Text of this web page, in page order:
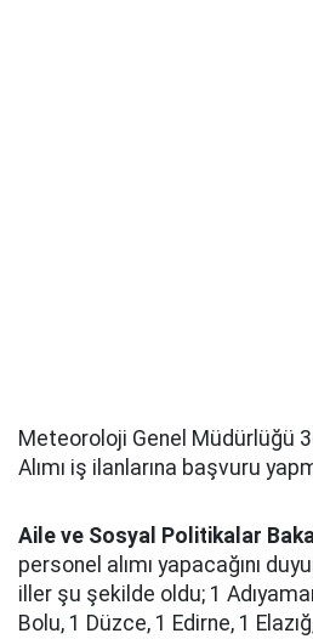
Meteoroloji Genel Müdürlüğü
Alımı iş ilanlarına başvuru
Aile ve Sosyal Politikalar
personel alımı yapacağını
iller şu şekilde oldu; 1
Bolu, 1 Düzce, 1 Edirne, 1